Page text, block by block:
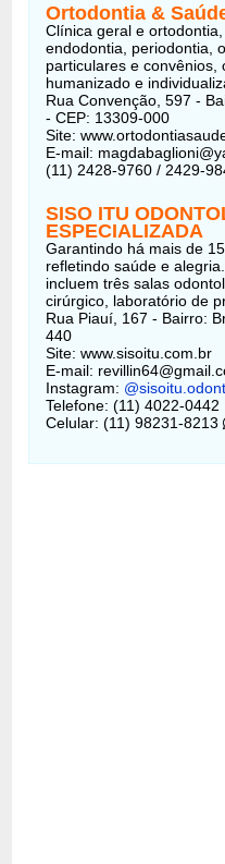
Ortodontia &
Clínica geral e
endodontia, periodontia,
particulares e
humanizado e
Rua Convenção, 597 -
- CEP: 13309-000
Site:
E-mail:
(11) 2428-9760 / 2429-
SISO ITU
ESPECIALIZADA
Garantindo há mais de
refletindo saúde e
incluem três salas
cirúrgico, laboratório de
Rua Piauí, 167 - Bairro:
440
Site: www.sisoitu.com.br
E-mail:
Instagram:
Telefone: (11) 4022-0442
Celular: (11) 98231-8213